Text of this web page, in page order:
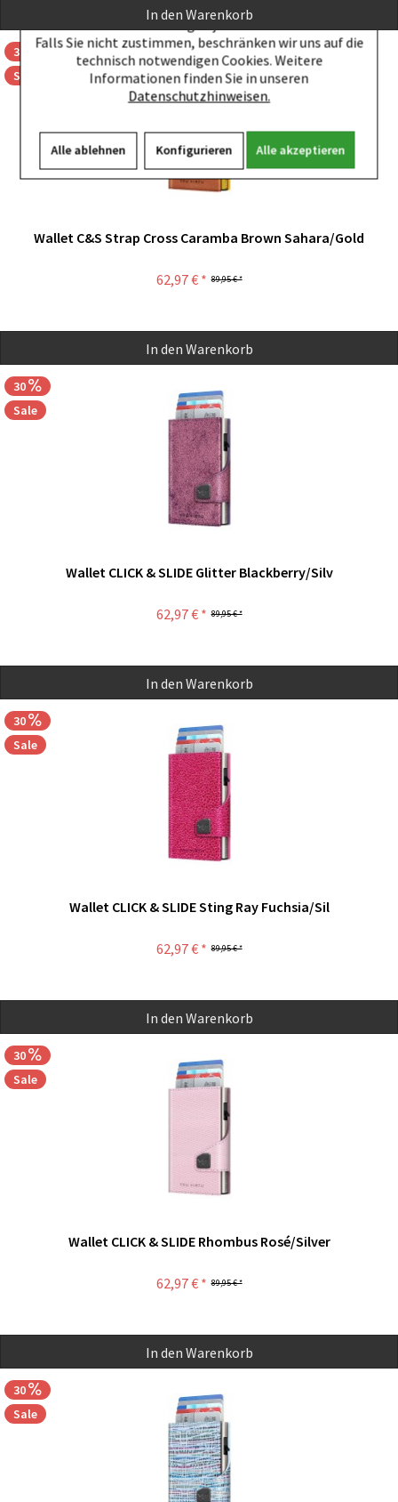
In den Warenkorb
30
Sale
Wallet C&S Strap Cross Caramba Brown Sahara/Gold
89,95 € *
62,97 € *
In den Warenkorb
30
Sale
Wallet CLICK & SLIDE Glitter Blackberry/Silv
89,95 € *
62,97 € *
In den Warenkorb
30
Sale
Wallet CLICK & SLIDE Sting Ray Fuchsia/Sil
89,95 € *
62,97 € *
In den Warenkorb
30
Sale
Wallet CLICK & SLIDE Rhombus Rosé/Silver
89,95 € *
62,97 € *
In den Warenkorb
30
Sale
Komfortfunktionen sowie Statistik und Tracking zu. Sie
können diese Einstellungen jederzeit wieder ändern.
Falls Sie nicht zustimmen, beschränken wir uns auf die
technisch notwendigen Cookies. Weitere
Informationen finden Sie in unseren
Datenschutzhinweisen.
Alle ablehnen Konfigurieren Alle akzeptieren